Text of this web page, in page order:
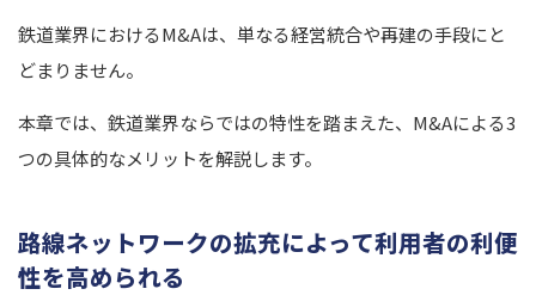
鉄道業界におけるM&Aは、単なる経営統合や再建の手段にと
どまりません。
本章では、鉄道業界ならではの特性を踏まえた、M&Aによる3
つの具体的なメリットを解説します。
路線ネットワークの拡充によって利用者の利便
性を高められる